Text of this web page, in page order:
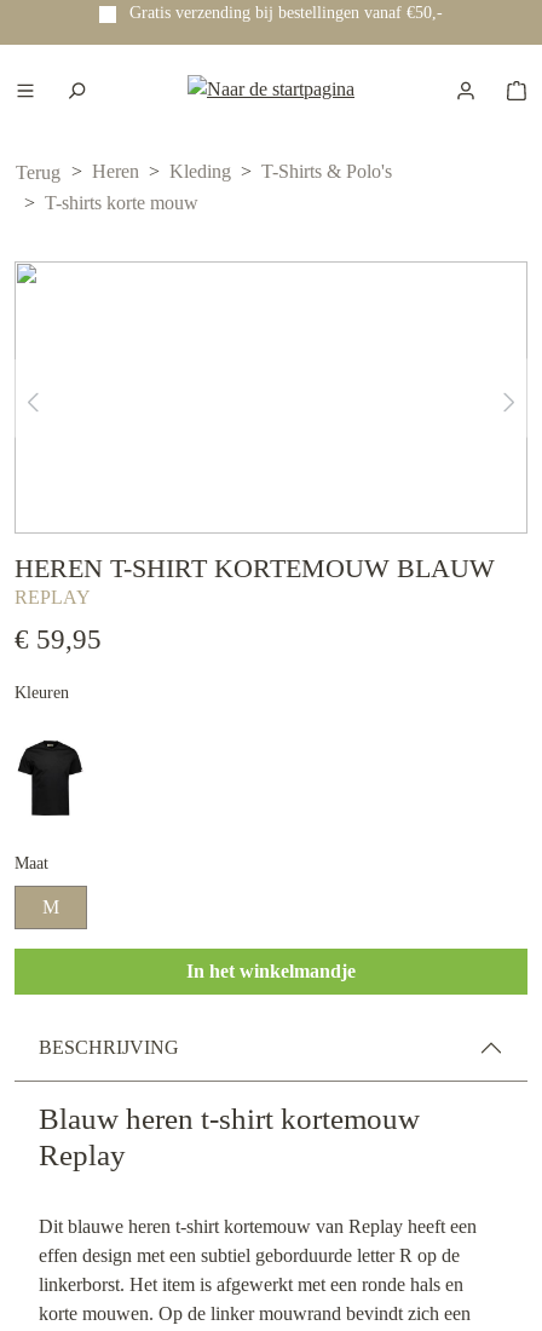
hoofdinhoud
Gratis verzending bij bestellingen vanaf €50,-
Terug Heren Kleding
T-Shirts & Polo's
T-shirts korte mouw
HEREN T-SHIRT KORTEMOUW BLAUW
REPLAY
€ 59,95
Kleuren
Maat
M
In het winkelmandje
BESCHRIJVING
Blauw heren t-shirt kortemouw
Replay
Dit blauwe heren t-shirt kortemouw van Replay heeft een
effen design met een subtiel geborduurde letter R op de
linkerborst. Het item is afgewerkt met een ronde hals en
korte mouwen. Op de linker mouwrand bevindt zich een